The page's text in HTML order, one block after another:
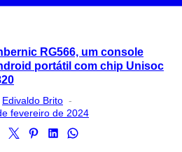
RG566, um console
portátil com chip Unisoc
Edivaldo Brito
on
fevereiro de 2024